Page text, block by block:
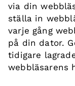
via din
ställa in
varje gång
på din dator.
tidigare
webbläsarens